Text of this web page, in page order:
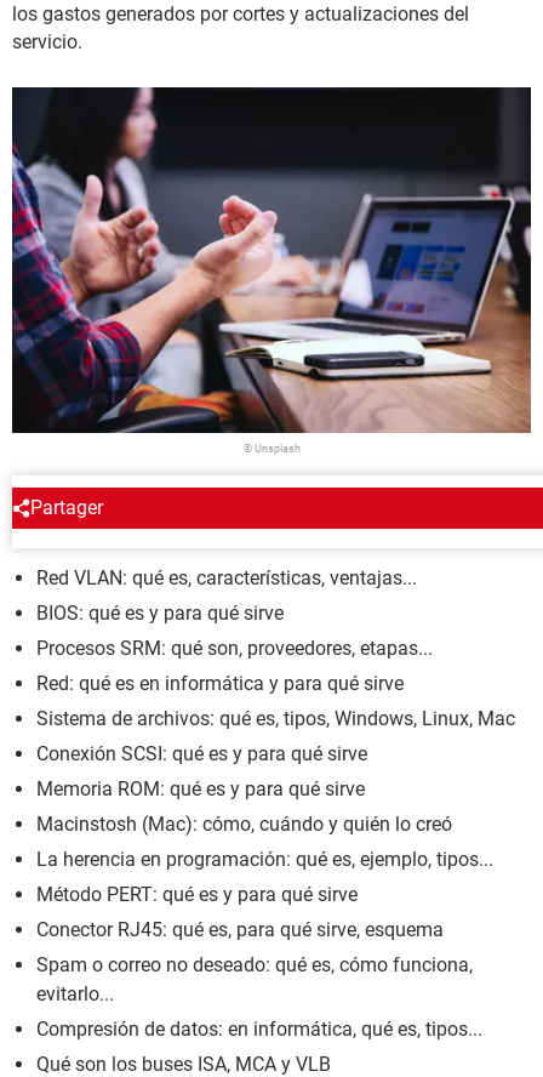
los gastos generados por cortes y actualizaciones del
servicio.
© Unsplash
Partager
ENCICLOPEDIA
Red VLAN: qué es, características, ventajas...
BIOS: qué es y para qué sirve
Procesos SRM: qué son, proveedores, etapas...
Red: qué es en informática y para qué sirve
Sistema de archivos: qué es, tipos, Windows, Linux, Mac
Conexión SCSI: qué es y para qué sirve
Memoria ROM: qué es y para qué sirve
Macinstosh (Mac): cómo, cuándo y quién lo creó
La herencia en programación: qué es, ejemplo, tipos...
Método PERT: qué es y para qué sirve
Conector RJ45: qué es, para qué sirve, esquema
Spam o correo no deseado: qué es, cómo funciona,
evitarlo...
Compresión de datos: en informática, qué es, tipos...
Qué son los buses ISA, MCA y VLB